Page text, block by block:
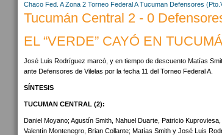
Chaco Fed. A Zona 2 Torneo Federal A Tucuman Defensores
Tucumán Central 2 - 0
EL “VERDE” CAYÓ EN
José Luis Rodríguez marcó, y en tiempo de descuento Matías
ante Defensores de Vilelas por la fecha 11 del Torneo Federal A.
SÍNTESIS
TUCUMAN CENTRAL (2):
Daniel Moyano; Agustín Smith, Nahuel Duarte, Patricio
Valentín Montenegro, Brian Collante; Matías Smith y José Luis